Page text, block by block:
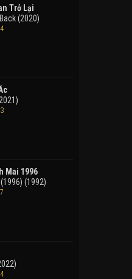
Thế Giới Trong
the Movie: Nobita's
(2025)
Tươi Đẹp
Trở Lại
(2020)
Mai 1996
(1992)